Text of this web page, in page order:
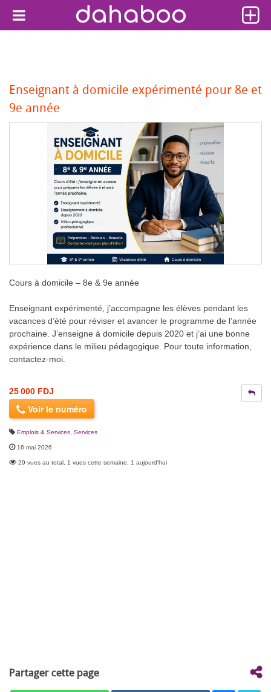
Enseignant à domicile expérimenté pour 8e et
9e année
Cours à domicile – 8e & 9e année
Enseignant expérimenté, j’accompagne les élèves pendant les
vacances d’été pour réviser et avancer le programme de l’année
prochaine. J’enseigne à domicile depuis 2020 et j’ai une bonne
expérience dans le milieu pédagogique. Pour toute information,
contactez-moi.
25 000 FDJ
Voir le numéro
Emplois & Services Services
16 mai 2026
29 vues au total, 1 vues cette semaine, 1 aujourd'hui
Partager cette page